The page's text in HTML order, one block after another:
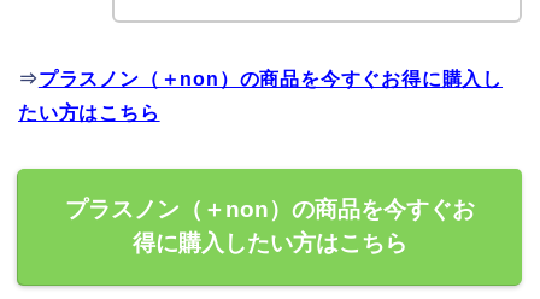
⇒プラスノン（＋non）の商品を今すぐお得に購入し
たい方はこちら
プラスノン（＋non）の商品を今すぐお
得に購入したい方はこちら